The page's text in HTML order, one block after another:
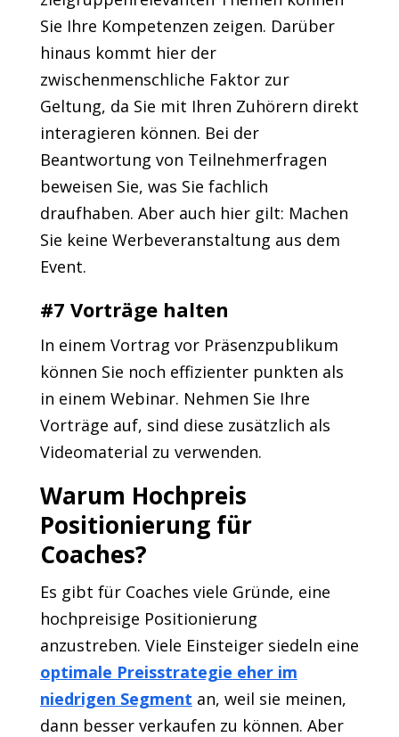
Sie Ihre Kompetenzen zeigen. Darüber
hinaus kommt hier der
zwischenmenschliche Faktor zur
Geltung, da Sie mit Ihren Zuhörern direkt
interagieren können. Bei der
Beantwortung von Teilnehmerfragen
beweisen Sie, was Sie fachlich
draufhaben. Aber auch hier gilt: Machen
Sie keine Werbeveranstaltung aus dem
Event.
#7 Vorträge halten
In einem Vortrag vor Präsenzpublikum
können Sie noch effizienter punkten als
in einem Webinar. Nehmen Sie Ihre
Vorträge auf, sind diese zusätzlich als
Videomaterial zu verwenden.
Warum Hochpreis
Positionierung für
Coaches?
Es gibt für Coaches viele Gründe, eine
hochpreisige Positionierung
anzustreben. Viele Einsteiger siedeln eine
optimale Preisstrategie eher im
niedrigen Segment an, weil sie meinen,
dann besser verkaufen zu können. Aber